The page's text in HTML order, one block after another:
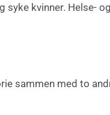
syke kvinner. Helse-
sammen med to